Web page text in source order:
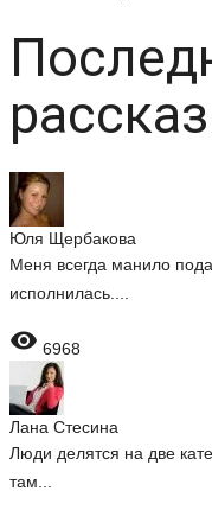
Юля Щербакова
Меня всегда манило
исполнилась....
 6968
Лана Стесина
Люди делятся на две
там...